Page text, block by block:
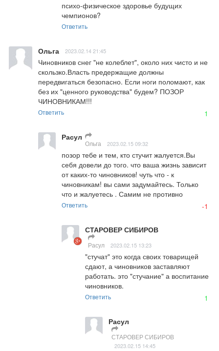
психо-физическое здоровье будущих
чемпионов?
Ответить
Ольга 2023.02.14 21:45
Чиновников снег "не колеблет", около них чисто и не
скользко.Власть предержащие должны
передвигаться безопасно. Если ноги поломают, как
без их "ценного руководства" будем? ПОЗОР
ЧИНОВНИКАМ!!!
Ответить 1
Расул
Ольга 2023.02.15 09:32
позор тебе и тем, кто стучит жалуется.Вы
себя довели до того. что ваша жизнь зависит
от каких-то чиновников! чуть что - к
чиновникам! вы сами задумайтесь. Только
что и жалуетесь . Самим не противно
Ответить -1
СТАРОВЕР СИБИРОВ
Расул 2023.02.15 13:23
"стучат" это когда своих товарищей
сдают, а чиновников заставляют
работать. это "стучание" а воспитание
чиновников.
Ответить 1
Расул
СТАРОВЕР СИБИРОВ
2023.02.15 14:45